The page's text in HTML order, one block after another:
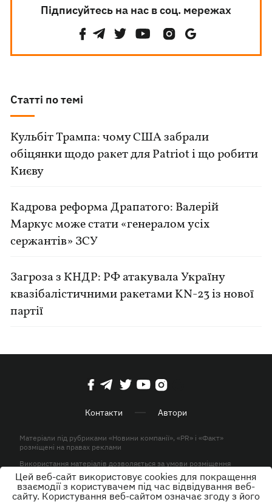
Підписуйтесь на нас в соц. мережах
Статті по темі
Кульбіт Трампа: чому США забрали
обіцянки щодо ракет для Patriot і що робити
Києву
Кадрова реформа Драпатого: Валерій
Маркус може стати «генералом усіх
сержантів» ЗСУ
Загроза з КНДР: РФ атакувала Україну
квазібалістичними ракетами KN-23 із нової
партії
Контакти Автори
Матеріали під рубриками «Новини компанії», «PR» і «Факт»
розміщені на правах реклами
Використання матеріалів дозволяється за умови розміщення
активного гіперпосилання на KP.UA в першому абзаці.
© ТОВ «ЮЛАВ МЕДІА» 2026. Всі права захищені.
Цей веб-сайт використовує cookies для покращення
взаємодії з користувачем під час відвідування веб-
сайту. Користування веб-сайтом означає згоду з його